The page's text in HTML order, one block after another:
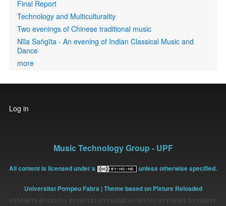
Final Report
Technology and Multiculturality
Two evenings of Chinese traditional music
Nīla Saṅgīta - An evening of Indian Classical Music and
Dance
more
User
account
Log in
Music Technology Group - UPF
All content is licensed under a unless otherwise specified.
Universitat Pompeu Fabra | Theme based on Pixture Reloaded
01100011 01101111 01101101 01110000 01101101 01110101 01110011